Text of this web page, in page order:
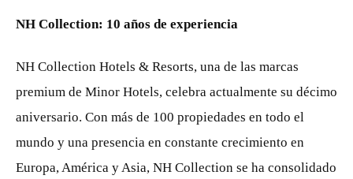
NH Collection: 10 años de experiencia
NH Collection Hotels & Resorts, una de las marcas
premium de Minor Hotels, celebra actualmente su décimo
aniversario. Con más de 100 propiedades en todo el
mundo y una presencia en constante crecimiento en
Europa, América y Asia, NH Collection se ha consolidado